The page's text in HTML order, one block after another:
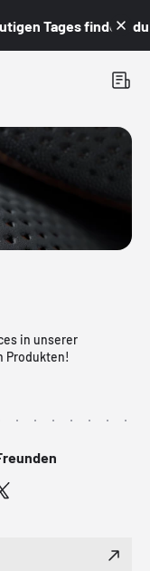
Tages findest du
in unserer
Produkten!